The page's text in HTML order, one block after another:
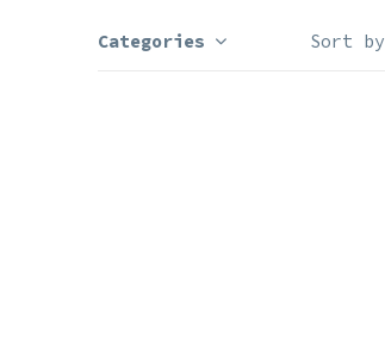
Categories Sort by